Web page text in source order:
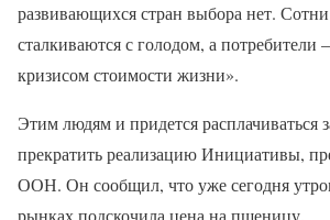
развивающихся стран выбора нет.
сталкиваются с голодом, а потребители
кризисом стоимости жизни».
Этим людям и придется расплачиваться
прекратить реализацию Инициативы,
ООН. Он сообщил, что уже сегодня